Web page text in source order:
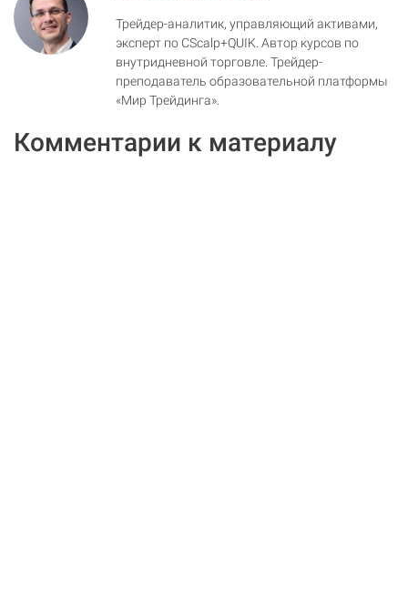
Трейдер-аналитик, управляющий активами,
эксперт по CScalp+QUIK. Автор курсов по
внутридневной торговле. Трейдер-
преподаватель образовательной платформы
«Мир Трейдинга».
Комментарии к материалу